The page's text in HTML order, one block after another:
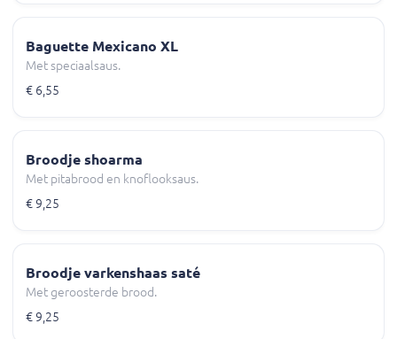
Baguette Mexicano XL
Met speciaalsaus.
€ 6,55
Broodje shoarma
Met pitabrood en knoflooksaus.
€ 9,25
Broodje varkenshaas saté
Met geroosterde brood.
€ 9,25